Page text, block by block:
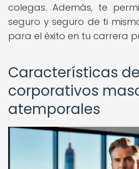
colegas. Además, te
seguro y seguro de ti
para el éxito en tu carrera
Características
corporativos
atemporales